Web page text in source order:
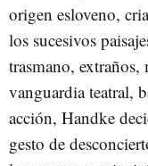
origen esloveno,
los sucesivos
trasmano,
vanguardia teatral,
acción, Handke
gesto de